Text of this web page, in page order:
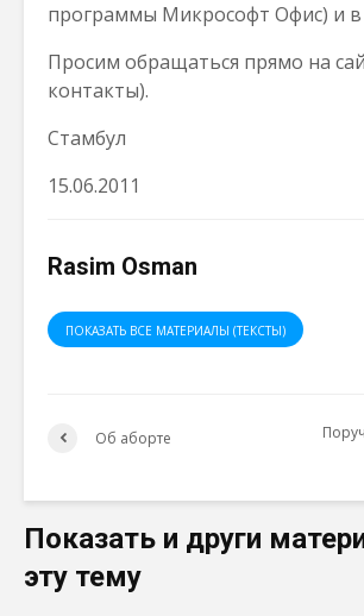
программы Микрософт Офис) и в
Просим обращаться прямо на
контакты).
Стамбул
15.06.2011
Rasim Osman
ПОКАЗАТЬ ВСЕ МАТЕРИАЛЫ (ТЕКСТЫ)
Об аборте
Показать и други
эту тему